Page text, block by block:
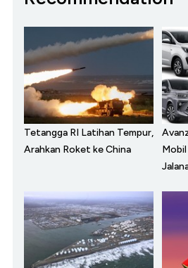
Tetangga RI Latihan Tempur,
Arahkan Roket ke China
Mobil